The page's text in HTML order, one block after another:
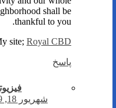
shall be
thankful to you.
site; Royal CBD
پاسخ
شهریور 18, 1399 در 12:47 ب.ظ